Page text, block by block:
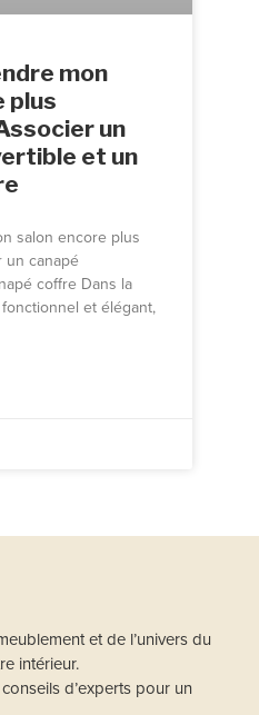
mon
plus
un
et un
salon encore plus
un canapé
coffre Dans la
et élégant,
et de l’univers du
intérieur.
d’experts pour un